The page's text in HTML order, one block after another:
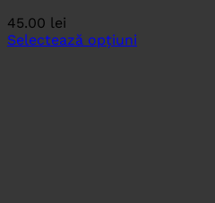
45.00 lei
Selectează opțiuni